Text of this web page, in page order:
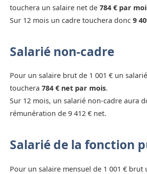
touchera un salaire net de 784 € par
Sur 12 mois un cadre touchera donc 9
Salarié non-cadre
Pour un salaire brut de 1 001 € un
touchera 784 € net par mois.
Sur 12 mois, un salarié non-cadre aura
rémunération de 9 412 € net.
Salarié de la fonction
Pour un salaire mensuel de 1 001 €